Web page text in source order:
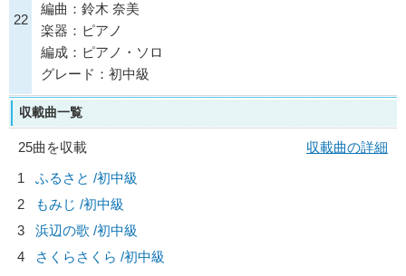
22
編曲：鈴木 奈美
楽器：ピアノ
編成：ピアノ・ソロ
グレード：初中級
収載曲一覧
25曲を収載
収載曲の詳細
1
ふるさと /初中級
2
もみじ /初中級
3
浜辺の歌 /初中級
4
さくらさくら /初中級